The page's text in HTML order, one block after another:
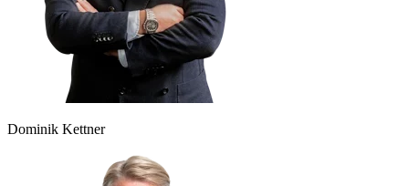
Dominik Kettner